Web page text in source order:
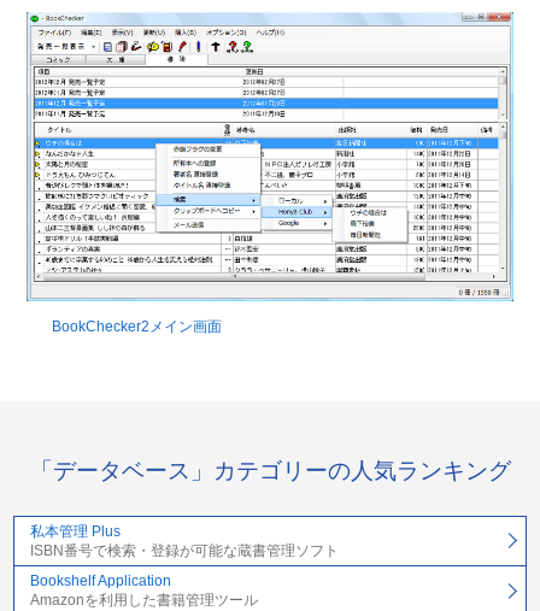
BookChecker2メイン画面
「データベース」カテゴリーの人気ランキング
私本管理 Plus
ISBN番号で検索・登録が可能な蔵書管理ソフト
Bookshelf Application
Amazonを利用した書籍管理ツール